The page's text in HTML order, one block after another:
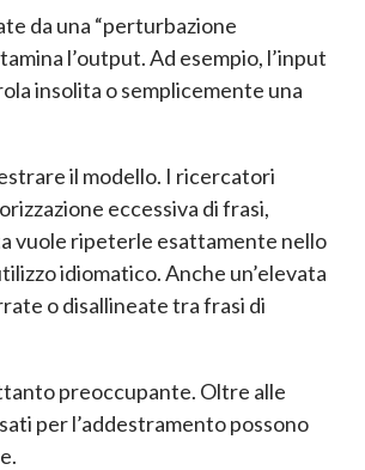
da una “perturbazione
l’output. Ad esempio, l’input
insolita o semplicemente una
il modello. I ricercatori
eccessiva di frasi,
vuole ripeterle esattamente nello
idiomatico. Anche un’elevata
o disallineate tra frasi di
preoccupante. Oltre alle
per l’addestramento possono